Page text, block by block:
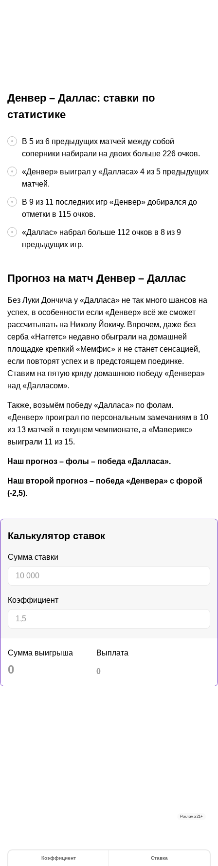
Денвер – Даллас: ставки по
статистике
В 5 из 6 предыдущих матчей между собой
соперники набирали на двоих больше 226 очков.
«Денвер» выиграл у «Далласа» 4 из 5 предыдущих
матчей.
В 9 из 11 последних игр «Денвер» добирался до
отметки в 115 очков.
«Даллас» набрал больше 112 очков в 8 из 9
предыдущих игр.
Прогноз на матч Денвер – Даллас
Без Луки Дончича у «Далласа» не так много шансов на
успех, в особенности если «Денвер» всё же сможет
рассчитывать на Николу Йокичу. Впрочем, даже без
серба «Наггетс» недавно обыграли на домашней
площадке крепкий «Мемфис» и не станет сенсацией,
если повторят успех и в предстоящем поединке.
Ставим на пятую кряду домашнюю победу «Денвера»
над «Далласом».
Также, возьмём победу «Далласа» по фолам.
«Денвер» проиграл по персональным замечаниям в 10
из 13 матчей в текущем чемпионате, а «Маверикс»
выиграли 11 из 15.
Наш прогноз – фолы – победа «Далласа».
Наш второй прогноз – победа «Денвера» с форой
(-2,5).
Калькулятор ставок
Сумма ставки
Коэффициент
Сумма выигрыша
0
Выплата
0
Реклама 21+
Коэффициент Ставка